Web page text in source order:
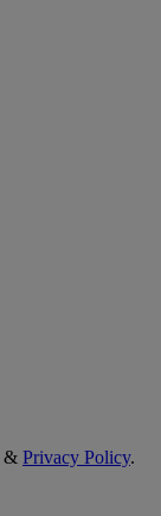
& Privacy Policy.